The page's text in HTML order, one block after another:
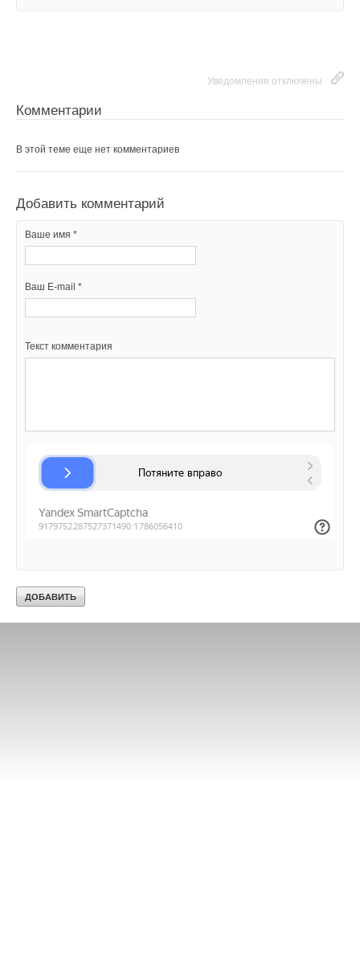
Уведомления отключены
Комментарии
В этой теме еще нет комментариев
Добавить комментарий
Ваше имя *
Ваш E-mail *
Текст комментария